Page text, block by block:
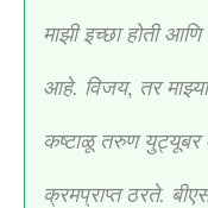
माझी इच्छा होती
आहे. विजय, तर
कष्टाळू तरुण
क्रमप्राप्त ठरते.